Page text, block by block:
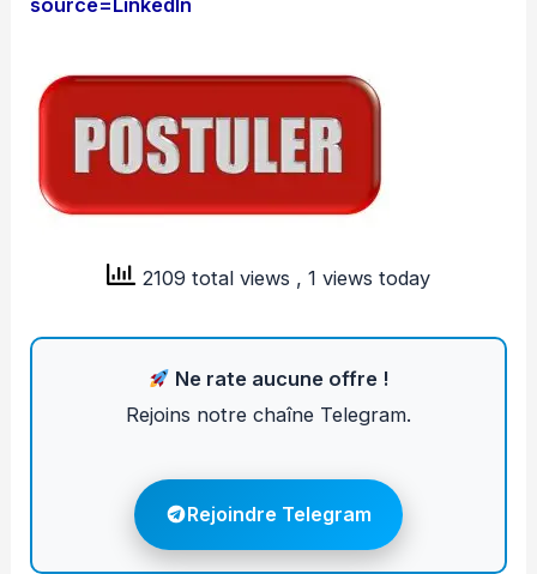
source=LinkedIn
2109 total views , 1 views today
Ne rate aucune offre !
Rejoins notre chaîne Telegram.
Rejoindre Telegram